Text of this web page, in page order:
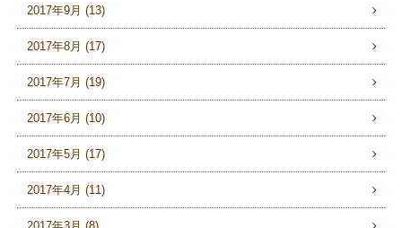
2017年9月 (13)
2017年8月 (17)
2017年7月 (19)
2017年6月 (10)
2017年5月 (17)
2017年4月 (11)